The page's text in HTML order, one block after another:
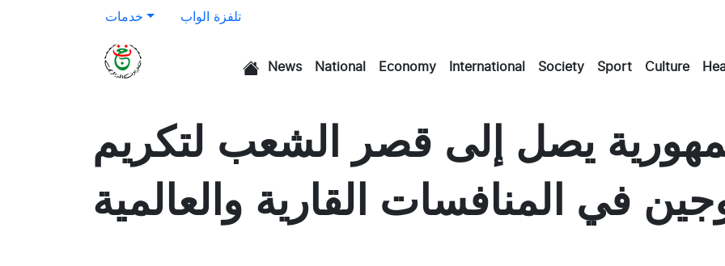
خدمات تلفزة الواب
News National Economy International Society Sport Culture
يصل إلى قصر الشعب لتكريم
في المنافسات القارية والعالمية